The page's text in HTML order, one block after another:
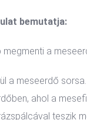
bemutatja:
megmenti a
a meseerdő
ahol a
teszik